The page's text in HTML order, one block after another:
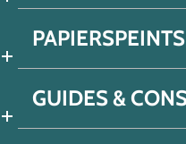
GUIDES &